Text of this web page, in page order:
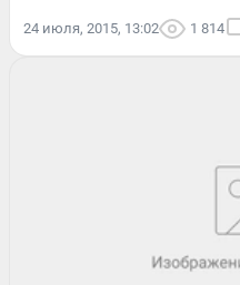
24 июля, 2015, 13:02 1 814